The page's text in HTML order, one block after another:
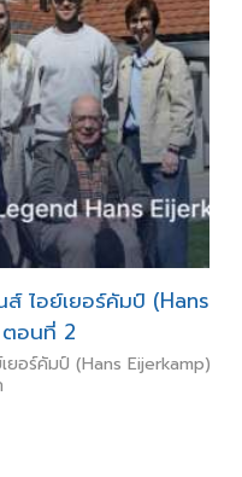
ไอย์เยอร์คัมป์ (Hans
อนที่ 2
อร์คัมป์ (Hans Eijerkamp)